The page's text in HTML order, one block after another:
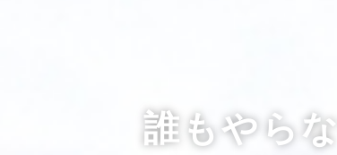
誰もやら